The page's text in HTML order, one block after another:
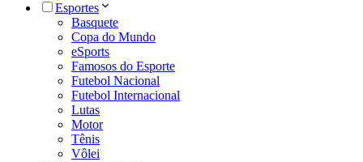
Esportes
Basquete
Copa do Mundo
eSports
Famosos do Esporte
Futebol Nacional
Futebol Internacional
Lutas
Motor
Tênis
Vôlei